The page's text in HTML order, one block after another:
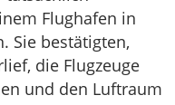
Flughafen in
Sie bestätigten,
die Flugzeuge
und den Luftraum